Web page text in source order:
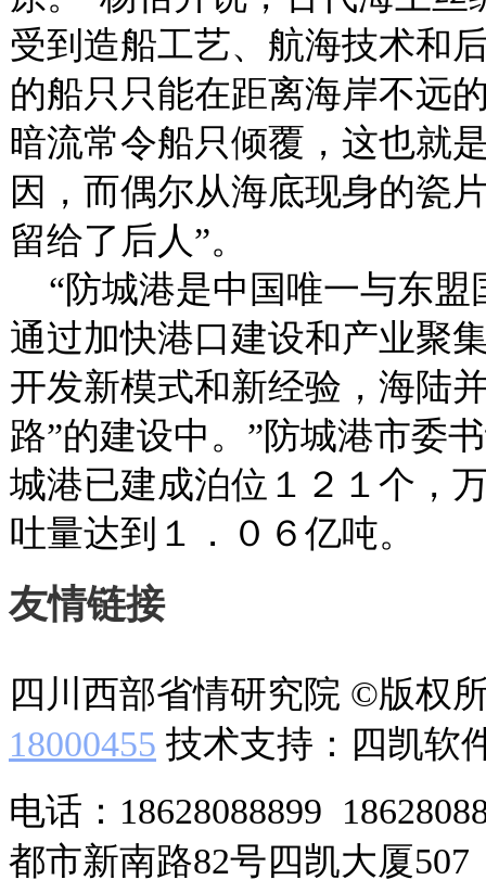
受到造船工艺、航海技术和
的船只只能在距离海岸不远
暗流常令船只倾覆，这也就
因，而偶尔从海底现身的瓷
留给了后人”。
“防城港是中国唯一与东盟
通过加快港口建设和产业聚
开发新模式和新经验，海陆
路”的建设中。”防城港市委
城港已建成泊位１２１个，
吐量达到１．０６亿吨。
友情链接
四川西部省情研究院 ©版权
18000455 技术支持：四凯软
电话：18628088899
都市新南路82号四凯大厦507